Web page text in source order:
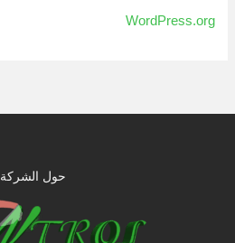
WordPress.org
حول الشركة